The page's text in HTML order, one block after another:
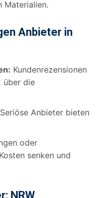
Materialien.
Anbieter in
Kundenrezensionen
über die
Seriöse Anbieter bieten
oder
senken und
NRW